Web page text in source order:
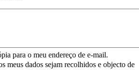
para o meu endereço de e-mail.
meus dados sejam recolhidos e objecto de